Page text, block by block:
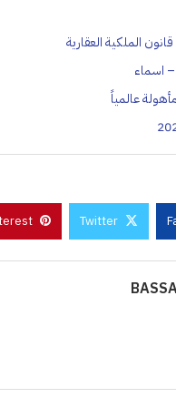
الملكية العقارية
– اسماء
عالمياً
Twitter